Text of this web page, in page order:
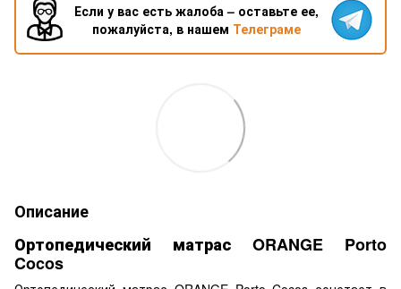
Если у вас есть жалоба – оставьте ее,
пожалуйста, в нашем Телеграме
Описание
Ортопедический матрас ORANGE Porto
Cocos